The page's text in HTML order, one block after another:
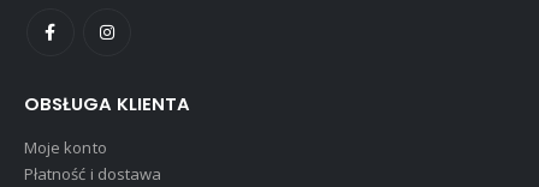
OBSŁUGA KLIENTA
Moje konto
Płatność i dostawa